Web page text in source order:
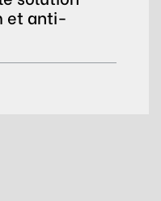
et anti-